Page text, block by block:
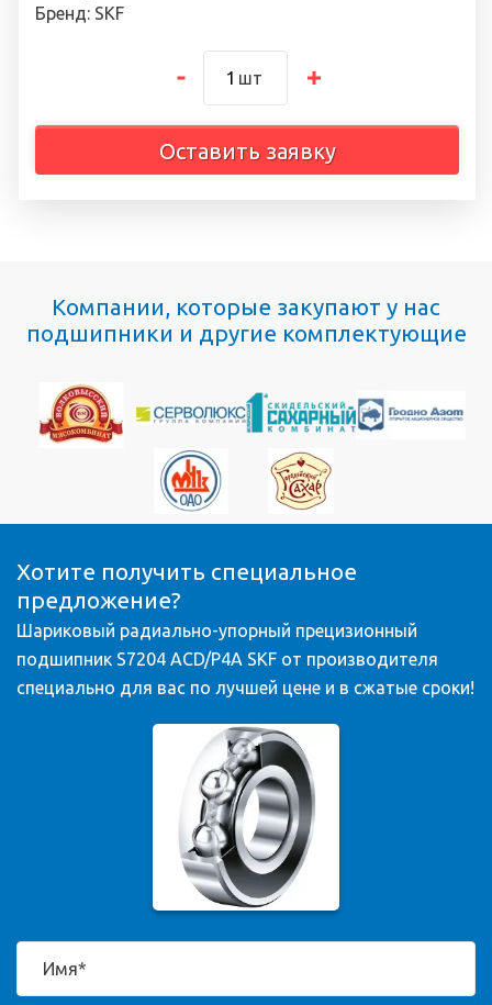
Бренд: SKF
шт
Оставить заявку
Компании, которые закупают у нас
подшипники и другие комплектующие
Хотите получить специальное
предложение?
Шариковый радиально-упорный прецизионный
подшипник S7204 ACD/P4A SKF от производителя
специально для вас по лучшей цене и в сжатые сроки!